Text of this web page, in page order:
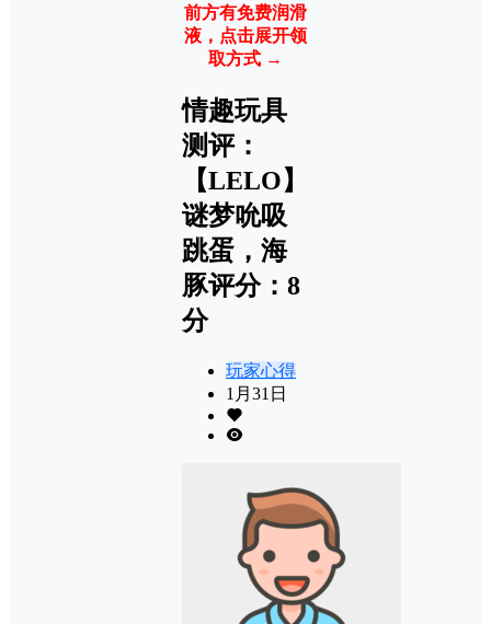
前方有免费润滑
液，点击展开领
取方式 →
情趣玩具
测评：
【LELO】
谜梦吮吸
跳蛋，海
豚评分：8
分
玩家心得
1月31日